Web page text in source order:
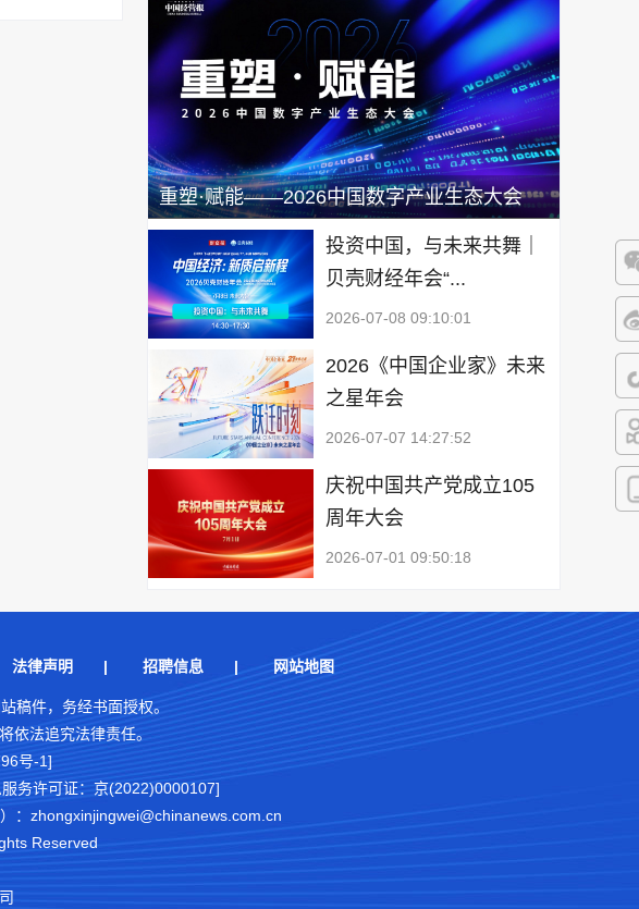
微
微
抖
快
重塑·赋能——2026中国数字产业生态大会
投资中国，与未来共舞｜
贝壳财经年会“...
2026-07-08 09:10:01
2026《中国企业家》未来
之星年会
2026-07-07 14:27:52
庆祝中国共产党成立105
周年大会
2026-07-01 09:50:18
法律声明 | 招聘信息 | 网站地图
稿件，务经书面授权。
依法追究法律责任。
号-1]
务许可证：京(2022)0000107]
：zhongxinjingwei@chinanews.com.cn
Reserved